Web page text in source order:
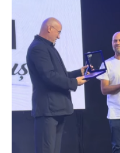
Adaugă
textul
textul
textul